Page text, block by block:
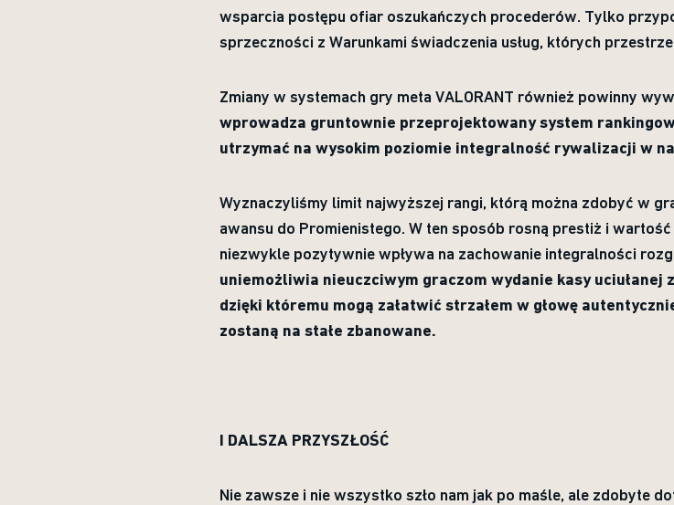
wsparcia postępu ofiar oszukańczych procederów. Tylko
sprzeczności z Warunkami świadczenia usług, których
Zmiany w systemach gry meta VALORANT również powinny
wprowadza gruntownie przeprojektowany system
utrzymać na wysokim poziomie integralność rywalizacji w
Wyznaczyliśmy limit najwyższej rangi, którą można zdobyć w
awansu do Promienistego. W ten sposób rosną prestiż i
niezwykle pozytywnie wpływa na zachowanie integralności
uniemożliwia nieuczciwym graczom wydanie kasy
dzięki któremu mogą załatwić strzałem w głowę
zostaną na stałe zbanowane.
I DALSZA PRZYSZŁOŚĆ
Nie zawsze i nie wszystko szło nam jak po maśle, ale zdobyte